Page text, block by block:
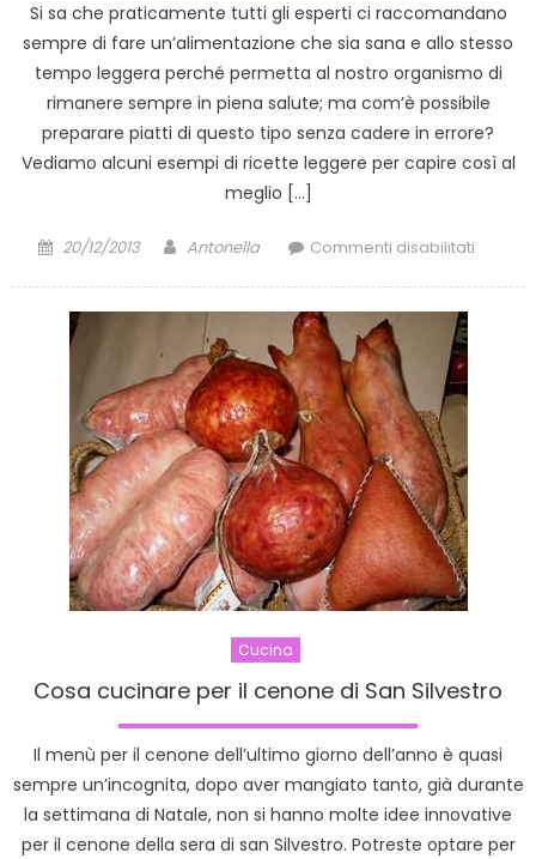
Si sa che praticamente tutti gli esperti ci raccomandano
sempre di fare un’alimentazione che sia sana e allo stesso
tempo leggera perché permetta al nostro organismo di
rimanere sempre in piena salute; ma com’è possibile
preparare piatti di questo tipo senza cadere in errore?
Vediamo alcuni esempi di ricette leggere per capire così al
meglio […]
Posted
20/12/2013 Author
Antonella Commenti disabilitatisu
Cucina
Cosa cucinare per il cenone di San Silvestro
Il menù per il cenone dell’ultimo giorno dell’anno è quasi
sempre un’incognita, dopo aver mangiato tanto, già durante
la settimana di Natale, non si hanno molte idee innovative
per il cenone della sera di san Silvestro. Potreste optare per